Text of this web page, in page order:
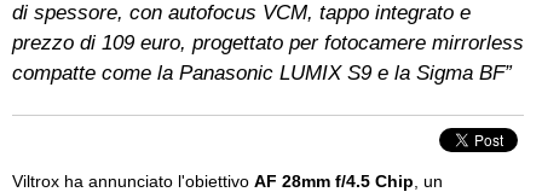
di spessore, con autofocus VCM, tappo integrato e
prezzo di 109 euro, progettato per fotocamere mirrorless
compatte come la Panasonic LUMIX S9 e la Sigma BF”
Viltrox ha annunciato l'obiettivo AF 28mm f/4.5 Chip , un